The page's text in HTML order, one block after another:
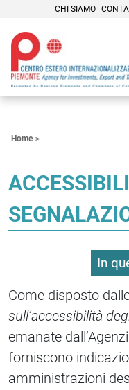
CHI SIAMO
Home
In
Come disposto
sull’accessibilità
emanate
forniscono
amministrazioni